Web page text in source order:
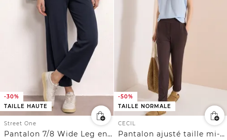
-30%
TAILLE HAUTE
Street One
Pantalon 7/8 Wide Leg en Loose Fit
-50%
TAILLE NORMALE
CECIL
Pantalon ajusté taille mi-haute coupe slim